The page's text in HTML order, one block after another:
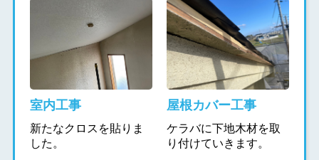
室内工事
新たなクロスを貼りま
した。
屋根カバー工事
ケラバに下地木材を取
り付けていきます。